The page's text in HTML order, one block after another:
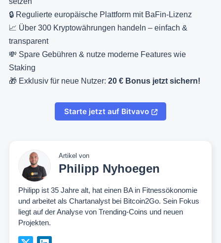
🔒 Regulierte europäische Plattform mit BaFin-Lizenz
📈 Über 300 Kryptowährungen handeln – einfach &
transparent
💸 Spare Gebühren & nutze moderne Features wie
Staking
🎁 Exklusiv für neue Nutzer: 20 € Bonus jetzt sichern!
Starte jetzt auf Bitvavo
Artikel von
Philipp Nyhoegen
Philipp ist 35 Jahre alt, hat einen BA in Fitnessökonomie
und arbeitet als Chartanalyst bei Bitcoin2Go. Sein Fokus
liegt auf der Analyse von Trending-Coins und neuen
Projekten.